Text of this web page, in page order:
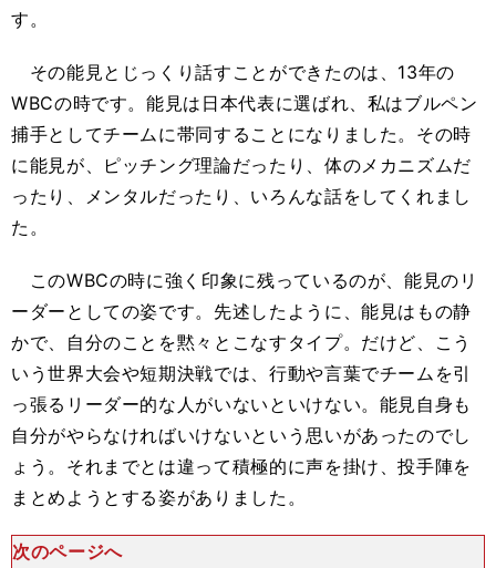
す。
その能見とじっくり話すことができたのは、13年の
WBCの時です。能見は日本代表に選ばれ、私はブルペン
捕手としてチームに帯同することになりました。その時
に能見が、ピッチング理論だったり、体のメカニズムだ
ったり、メンタルだったり、いろんな話をしてくれまし
た。
このWBCの時に強く印象に残っているのが、能見のリ
ーダーとしての姿です。先述したように、能見はもの静
かで、自分のことを黙々とこなすタイプ。だけど、こう
いう世界大会や短期決戦では、行動や言葉でチームを引
っ張るリーダー的な人がいないといけない。能見自身も
自分がやらなければいけないという思いがあったのでし
ょう。それまでとは違って積極的に声を掛け、投手陣を
まとめようとする姿がありました。
次のページへ